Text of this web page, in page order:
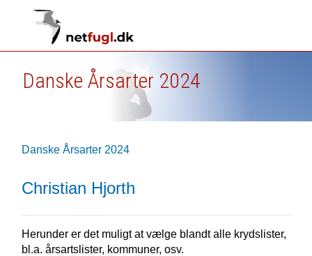
Danske Årsarter 2024
Danske Årsarter 2024
Christian Hjorth
Herunder er det muligt at vælge blandt alle krydslister,
bl.a. årsartslister, kommuner, osv.